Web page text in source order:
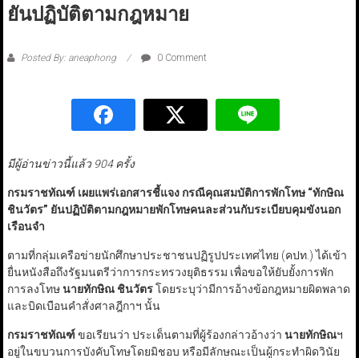
ยันปฏิบัติตามกฎหมาย
Posted By: aneaphong 0 Comment
มีผู้อ่านข่าวนี้แล้ว 904 ครั้ง
กรมราชทัณฑ์ เผยแพร่เอกสารชี้แจง กรณีคุณสมบัติการพักโทษ“ทักษิณ
ชินวัตร” ยันปฏิบัติตามกฎหมายพักโทษคนละส่วนกับระเบียบคุมขังนอก
เรือนจำ
ตามที่กลุ่มเครือข่ายนักศึกษาประชาชนปฏิรูปประเทศไทย (คปท.) ได้เข้า
ยื่นหนังสือถึงรัฐมนตรีว่าการกระทรวงยุติธรรม เพื่อขอให้ยับยั้งการพัก
การลงโทษนายทักษิณ ชินวัตรโดยระบุว่ามีการอ้างข้อกฎหมายผิดพลาด
และบิดเบือนคำสั่งศาลฎีกาฯ นั้น
กรมราชทัณฑ์ ขอเรียนว่า ประเด็นตามที่ผู้ร้องกล่าวอ้างว่า นายทักษิณฯ
อยู่ในขบวนการบังคับโทษโดยมิชอบ หรือมีลักษณะเป็นผู้กระทำผิดวินัย